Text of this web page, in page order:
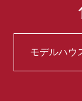
モデルハウ